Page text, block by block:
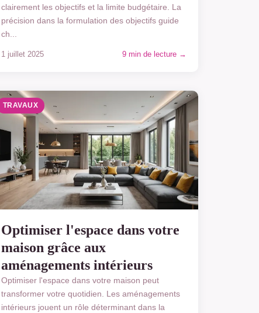
clairement les objectifs et la limite budgétaire. La
précision dans la formulation des objectifs guide
ch...
1 juillet 2025 9 min de lecture →
TRAVAUX
Optimiser l'espace dans votre
maison grâce aux
aménagements intérieurs
Optimiser l'espace dans votre maison peut
transformer votre quotidien. Les aménagements
intérieurs jouent un rôle déterminant dans la